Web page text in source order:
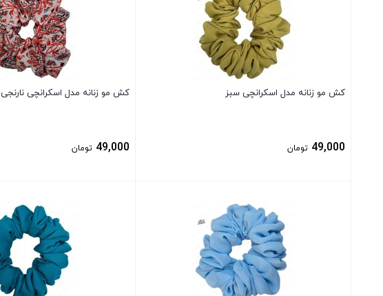
کش مو زنانه مدل اسکرانچی سبز
49,000 تومان
کش مو زنانه مدل اسکرانچی نارنجی
49,000 تومان